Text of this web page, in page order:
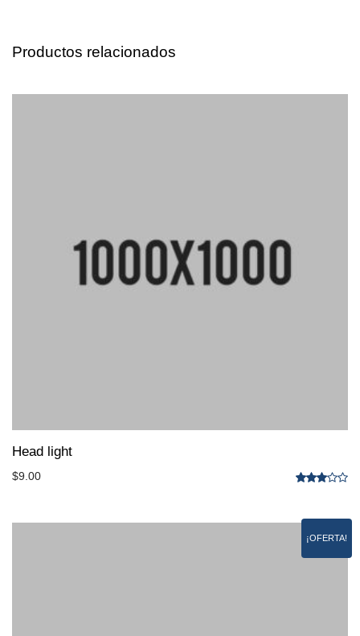
Productos relacionados
Head light
3.00
de 5
$9.00
¡OFERTA!